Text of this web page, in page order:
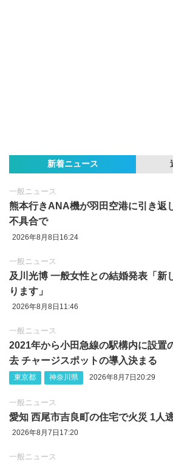
新着ニュース
一般ニュース
熊本行きANA機が羽田空港に引き返
不具合で
2026年8月8日16:24
一般ニュース
及川光博 一般女性との結婚発表「新
ります」
2026年8月8日11:46
一般ニュース
2021年から小田急線の駅構内に設置
去 チャージスポットの導入決まる
東京都 神奈川県 2026年8月7日20:29
一般ニュース
愛知 西尾市吉良町の住宅で火災 1人
2026年8月7日17:20
一般ニュース